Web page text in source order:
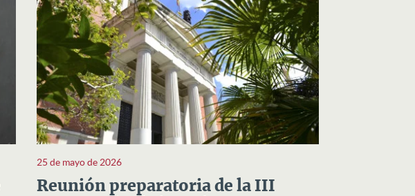
25 de mayo de 2026
Reunión preparatoria de la III